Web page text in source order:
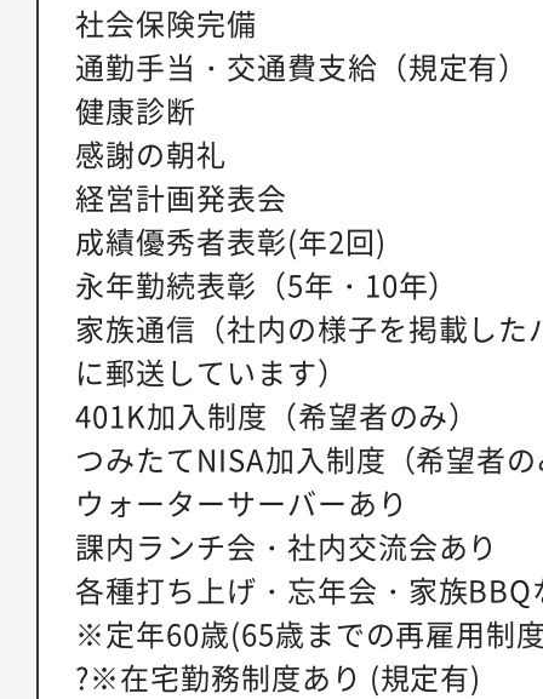
社会保険完備
通勤手当・交通費支給（規定有）
健康診断
感謝の朝礼
経営計画発表会
成績優秀者表彰(年2回)
永年勤続表彰（5年・10年）
家族通信（社内の様子を掲載し
に郵送しています）
401K加入制度（希望者のみ）
つみたてNISA加入制度（希望者
ウォーターサーバーあり
課内ランチ会・社内交流会あり
各種打ち上げ・忘年会・家族
※定年60歳(65歳までの再雇用制
?※在宅勤務制度あり (規定有)